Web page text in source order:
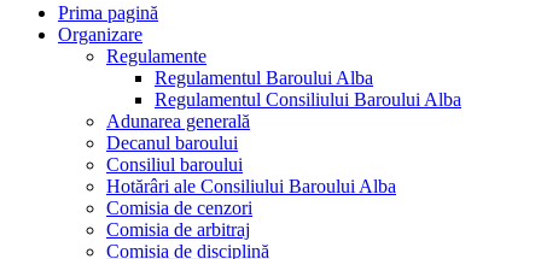
Prima pagină
Organizare
Regulamente
Regulamentul Baroului Alba
Regulamentul Consiliului Baroului Alba
Adunarea generală
Decanul baroului
Consiliul baroului
Hotărâri ale Consiliului Baroului Alba
Comisia de cenzori
Comisia de arbitraj
Comisia de disciplină